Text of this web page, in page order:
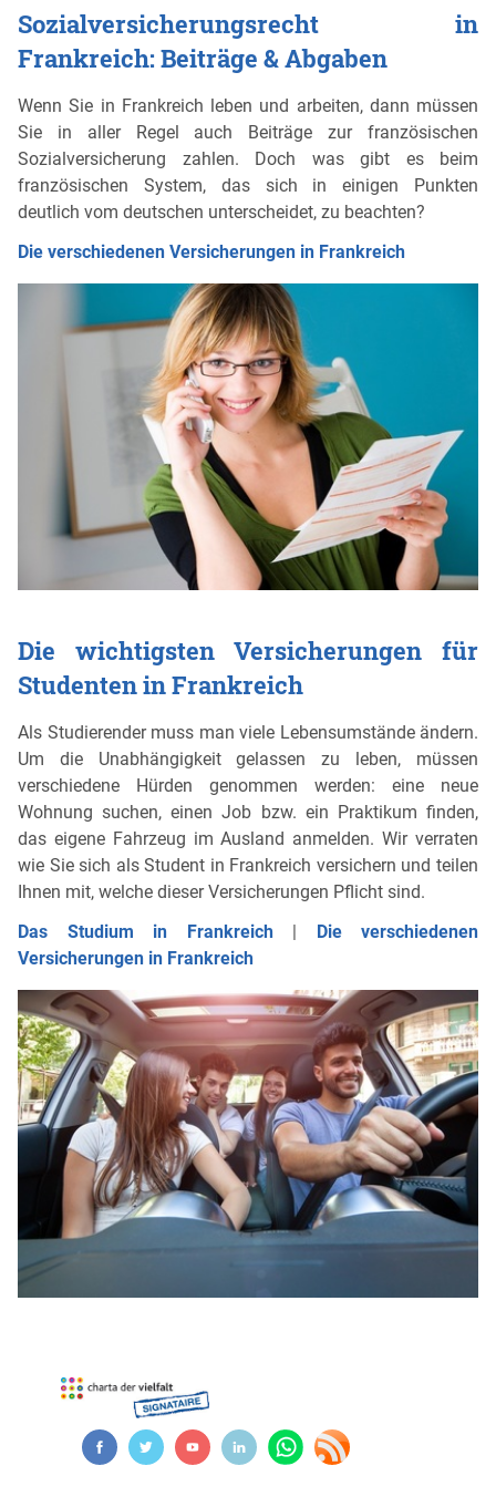
Sozialversicherungsrecht in
Frankreich: Beiträge & Abgaben
Wenn Sie in Frankreich leben und arbeiten, dann müssen
Sie in aller Regel auch Beiträge zur französischen
Sozialversicherung zahlen. Doch was gibt es beim
französischen System, das sich in einigen Punkten
deutlich vom deutschen unterscheidet, zu beachten?
Die verschiedenen Versicherungen in Frankreich
Die wichtigsten Versicherungen für
Studenten in Frankreich
Als Studierender muss man viele Lebensumstände ändern.
Um die Unabhängigkeit gelassen zu leben, müssen
verschiedene Hürden genommen werden: eine neue
Wohnung suchen, einen Job bzw. ein Praktikum finden,
das eigene Fahrzeug im Ausland anmelden. Wir verraten
wie Sie sich als Student in Frankreich versichern und teilen
Ihnen mit, welche dieser Versicherungen Pflicht sind.
Das Studium in Frankreich| Die verschiedenen
Versicherungen in Frankreich